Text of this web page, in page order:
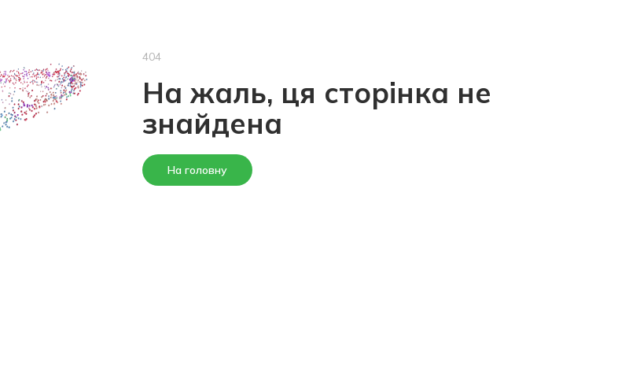
404
На жаль, ця сторінка не
знайдена
На головну